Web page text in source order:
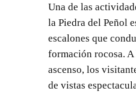
Una de las
la Piedra del Peñol
escalones que
formación rocosa.
ascenso, los
de vistas